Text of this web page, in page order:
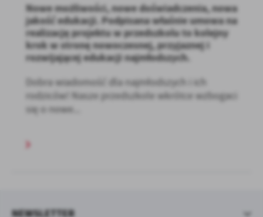
Nowe możliwości, nowe doświadczenia, nowa
jakość edukacji. Podpisana właśnie umowa na
realizację projektu w przedszkolu to kolejny
krok w stronę nowoczesnej, przyjaznej i
rozwijającej edukacji najmłodszych.
Dobra wiadomość dla najmłodszych i ich
rodziców! Nasze przedszkole wkrótce wzbogaci
się o nowe...
NEWSLETTER